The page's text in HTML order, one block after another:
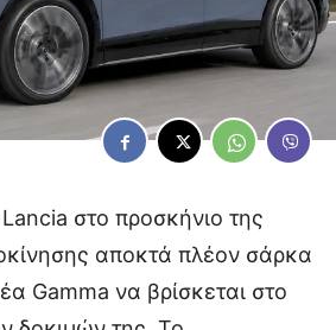
στο προσκήνιο της
αποκτά πλέον σάρκα
Gamma να βρίσκεται στο